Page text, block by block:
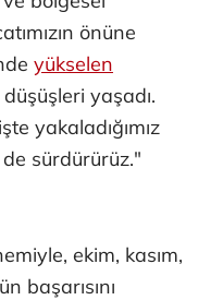
önüne
yükselen
düşüşleri yaşadı.
yakaladığımız
de sürdürürüz."
ekim, kasım,
başarısını